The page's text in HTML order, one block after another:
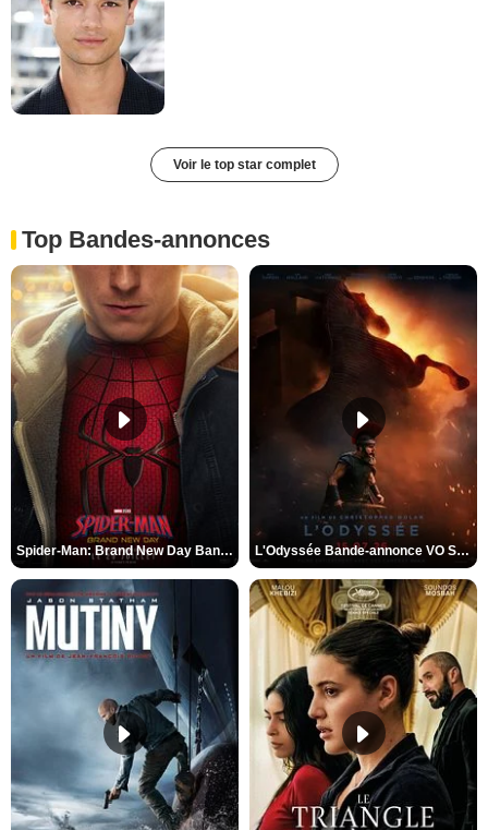
Voir le top star complet
Top Bandes-annonces
Spider-Man: Brand New Day Bande-annonce VO STFR L'Odyssée Bande-annonce VO STFR